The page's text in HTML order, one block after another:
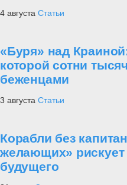
4 августа Статьи
«Буря» над
которой сотни
беженцами
3 августа Статьи
Корабли без
желающих» рискует
будущего